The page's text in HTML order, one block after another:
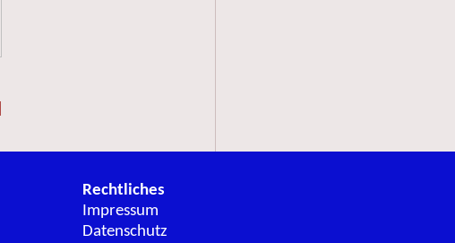
Rechtliches
Impressum
Datenschutz